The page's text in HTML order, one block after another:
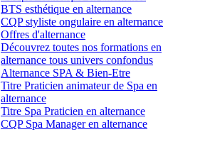
BTS esthétique en alternance
CQP styliste ongulaire en alternance
Offres d'alternance
Découvrez toutes nos formations en
alternance tous univers confondus
Alternance SPA & Bien-Etre
Titre Praticien animateur de Spa en
alternance
Titre Spa Praticien en alternance
CQP Spa Manager en alternance